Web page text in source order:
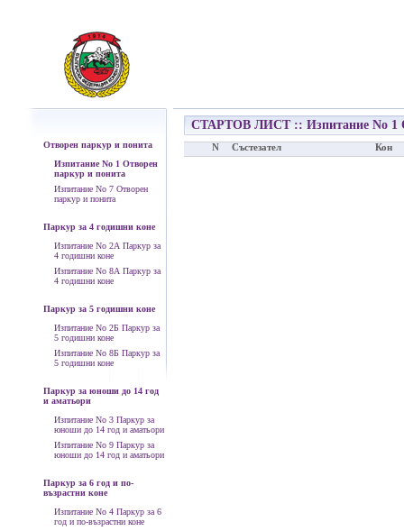
Отворен паркур и понита
Изпитание No 1 Отворен
паркур и понита
Изпитание No 7 Отворен
паркур и понита
Паркур за 4 годишни коне
Изпитание No 2А Паркур за
4 годишни коне
Изпитание No 8А Паркур за
4 годишни коне
Паркур за 5 годишни коне
Изпитание No 2Б Паркур за
5 годишни коне
Изпитание No 8Б Паркур за
5 годишни коне
Паркур за юноши до 14 год
и аматьори
Изпитание No 3 Паркур за
юноши до 14 год и аматьори
Изпитание No 9 Паркур за
юноши до 14 год и аматьори
Паркур за 6 год и по-
възрастни коне
Изпитание No 4 Паркур за 6
год и по-възрастни коне
СТАРТОВ ЛИСТ :: Изпитание No 1
N Състезател Кон